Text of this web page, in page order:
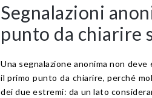
Segnalazioni
punto da chiarire
Una segnalazione anonima non
il primo punto da chiarire, perché
dei due estremi: da un lato